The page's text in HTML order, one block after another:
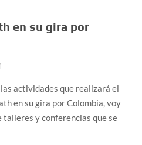
en su gira por
actividades que realizará el
en su gira por Colombia, voy
y conferencias que se